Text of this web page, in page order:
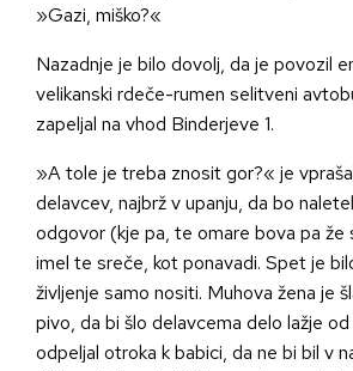
»Gazi, miško?«
Nazadnje je bilo dovolj, da je povozil
velikanski rdeče-rumen selitveni
zapeljal na vhod Binderjeve 1.
»A tole je treba znosit gor?« je
delavcev, najbrž v upanju, da bo
odgovor (kje pa, te omare bova pa že
imel te sreče, kot ponavadi. Spet je
življenje samo nositi. Muhova žena je
pivo, da bi šlo delavcema delo lažje
odpeljal otroka k babici, da ne bi bil v